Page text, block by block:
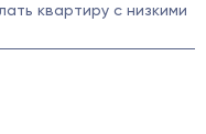
квартиру с низкими